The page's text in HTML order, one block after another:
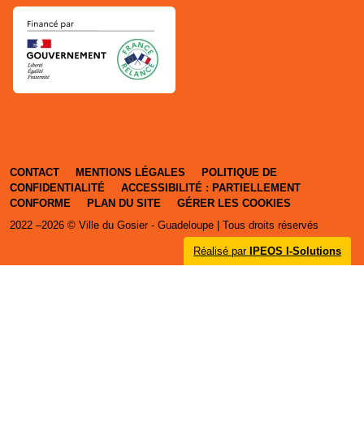
CONTACT MENTIONS LÉGALES
POLITIQUE DE
CONFIDENTIALITÉ
ACCESSIBILITÉ : PARTIELLEMENT
CONFORME
PLAN DU SITE
GÉRER LES COOKIES
2022 –2026 © Ville du Gosier - Guadeloupe | Tous droits réservés
Réalisé par IPEOS I-Solutions